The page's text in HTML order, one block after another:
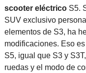
scooter eléctricoS5.
SUV exclusivo
elementos de S3, ha
modificaciones. Eso
S5, igual que S3 y
ruedas y el modo de